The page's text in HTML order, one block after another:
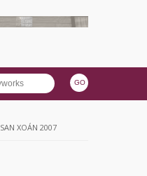
SAN XOÁN 2007